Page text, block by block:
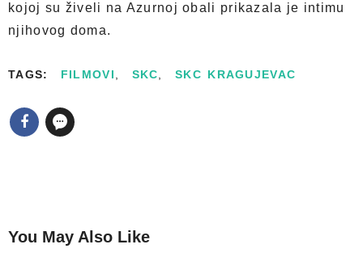
kojoj su živeli na Azurnoj obali prikazala je intimu
njihovog doma.
TAGS: FILMOVI, SKC, SKC KRAGUJEVAC
You May Also Like